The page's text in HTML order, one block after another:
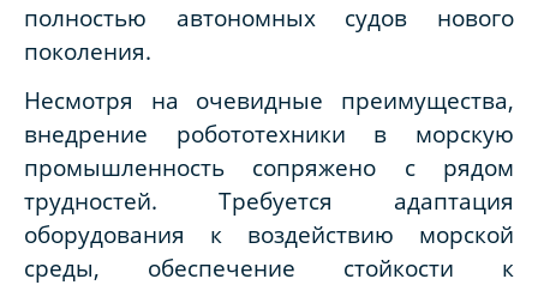
полностью автономных судов нового
поколения.
Несмотря на очевидные преимущества,
внедрение робототехники в морскую
промышленность сопряжено с рядом
трудностей. Требуется адаптация
оборудования к воздействию морской
среды, обеспечение стойкости к